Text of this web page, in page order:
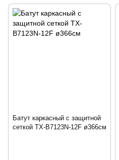
Батут каркасный с защитной
сеткой TX-B7123N-12F ø366см